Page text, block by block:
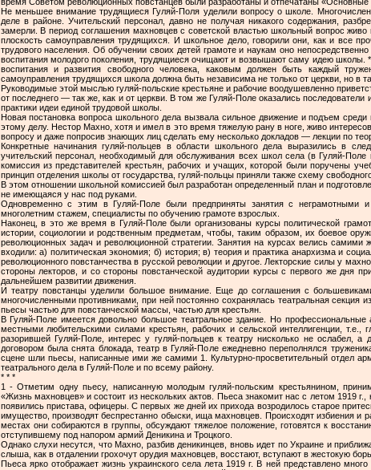
Не меньшее внимание трудящиеся Гуляй-Поля уделили вопросу о школе.
деле в районе. Учительский пер­сонал, давно не получая никакого содержания,
замерли. В период соглашения махновцев с советской властью школьный вопрос
плоскость самоуправления тру­дящихся. И школьное дело, говорили они, как и все
трудового населения. Об обучении своих детей грамоте и наукам оно
воспитания молодого поколения, трудящиеся очищают и возвышают саму идею школы.
воспитания и развития свободного человека, како­вым должен быть каждый
самоуправления трудящихся школа должна быть независима не только от церкви, но в
Руководимые этой мыслью гуляй-польские крестьяне и рабочие воодушевленно
от последнего — так же, как и от церкви. В том же Гуляй-Поле оказались
практики идеи единой трудовой школы.
Новая постановка вопроса школьного дела вызвала сильное дви­жение и подъем
этому делу. Нестор Махно, хотя и имел в это время тяжелую рану в ноге, живо
вопросу и даже попросив знающих лиц сделать ему несколько докла­дов — лекции по
Конкретные начинания гуляй-польцев в области школьного де­ла выразились в
учительский персонал, необходимый для обслуживания всех школ села (в Гуляй-
комиссия из представителей крестьян, рабочих и учащих, которой были поручены
принцип отделения школы от государства, гуляй-польцы приняли также схему
В этом отношении школьной комиссией был разработан определенный план и
не имеющаяся у нас под руками.
Одновременно с этим в Гуляй-Поле были предприняты занятия с неграмотными
многолетним стажем, специалисты по обу­чению грамоте взрослых.
Наконец, в это же время в Гуляй-Поле были организованы курсы политической
истории, социологии и род­ственным предметам, чтобы, таким образом, их боевое
революционных задач и революционной стратегии. За­нятия на курсах велись
входили: а) по­литическая экономия; б) история; в) теория и практика анар­хизма и
революционного повстанчества в русской революции и другое. Лекторские силы у
стороны лекторов, и со стороны повстанческой аудитории курсы с первого же дня
дальнейшем развитии дви­жения.
И театру повстанцы уделили большое внимание. Еще до согла­шения с
многочисленными противниками, при ней постоянно сохранялась театральная секция
пьесы частью для повстанческой массы, частью для крестьян.
В Гуляй-Поле имеется довольно большое театральное здание. Но
местными любительскими сила­ми крестьян, рабочих и сельской интеллигенции,
разорившей Гуляй-Поле, интерес у гуляй-польцев к театру нисколько не ослабел,
договором была снята блокада, театр в Гуляй-Поле ежедневно переполнялся
сцене шли пьесы, написанные ими же самими 1. Культурно-про­светительный отдел
театрального дела в Гуляй-Поле и по всему району.
* * *
1 - Отметим одну пьесу, написанную молодым гуляй-польским крестьянином,
«Жизнь махновцев» и состоит из нескольких актов. Пьеса знакомит нас с летом 1919
появились пристава, офицеры. С первых же дней их прихода возродилось старое
имущество, производят беспрестанно обыски, ища махновцев. Про­исходят избиения
местах они собираются в группы, обсуждают тяжелое поло­жение, готовятся к
отступившему под напором армий Деникина и Троцкого.
Однако слухи несутся, что Махно, разбив деникинцев, вновь идет по Украине и
слыша, как в отдалении грохочут орудия махновцев, восстают, вступают в жестокую
Пьеса ярко отображает жизнь украинского села лета 1919 г. В ней представ­лено